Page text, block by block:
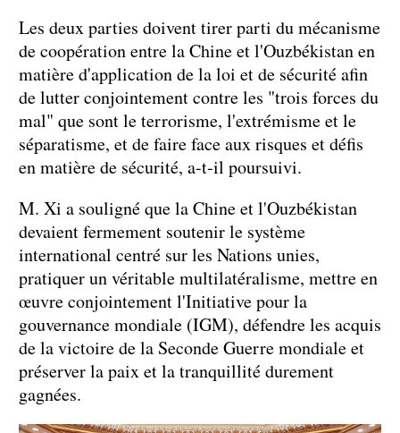
Les deux parties doivent tirer parti du mécanisme
de coopération entre la Chine et l'Ouzbékistan en
matière d'application de la loi et de sécurité afin
de lutter conjointement contre les "trois forces du
mal" que sont le terrorisme, l'extrémisme et le
séparatisme, et de faire face aux risques et défis
en matière de sécurité, a-t-il poursuivi.
M. Xi a souligné que la Chine et l'Ouzbékistan
devaient fermement soutenir le système
international centré sur les Nations unies,
pratiquer un véritable multilatéralisme, mettre en
œuvre conjointement l'Initiative pour la
gouvernance mondiale (IGM), défendre les acquis
de la victoire de la Seconde Guerre mondiale et
préserver la paix et la tranquillité durement
gagnées.